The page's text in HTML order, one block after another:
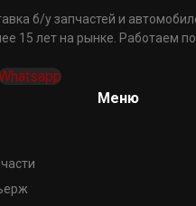
б/у запчастей и
15 лет на рынке. Работаем по
Меню